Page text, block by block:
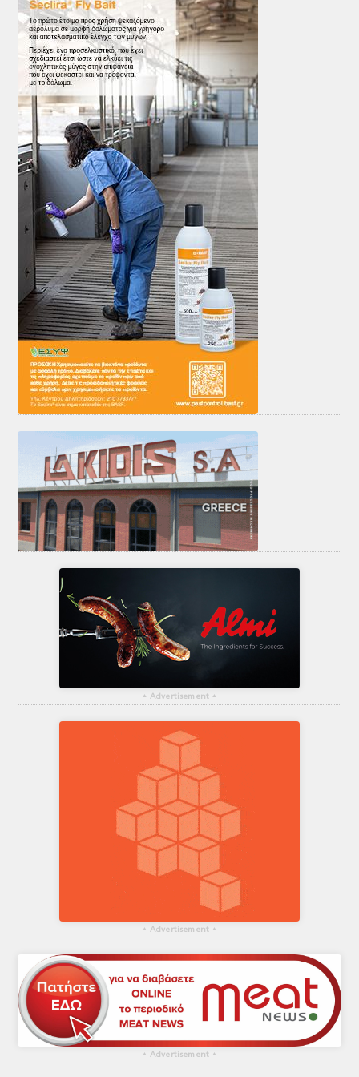
ΤΟ ΠΕΡΙΟΔΙΚΟ
Profile
ΑΡΧΕΙΟ ΤΕΥΧΩΝ
ΣΥΝΕΔΡΙΟ ΚΡΕΑΤΟΣ
▴ Advertisement ▴
▴ Advertisement ▴
▴ Advertisement ▴